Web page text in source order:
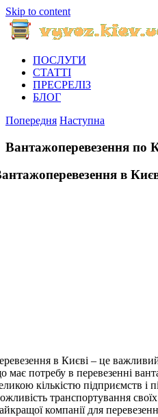
Skip to content
ПОСЛУГИ
СТАТТІ
ПРЕСРЕЛІЗ
БЛОГ
Попередня Наступна
Вантажоперевезення по
в
в Києві – це
має потребу в перевезенні
кількістю підприємств і
транспортування
компанії для